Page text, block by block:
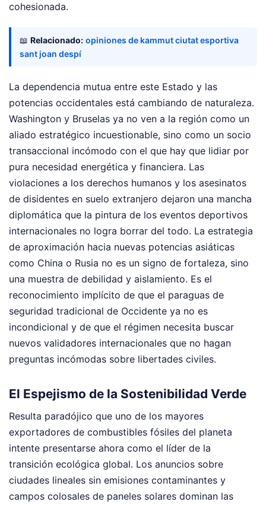
cohesionada.
📖 Relacionado: opiniones de kammut ciutat esportiva
sant joan despí
La dependencia mutua entre este Estado y las
potencias occidentales está cambiando de naturaleza.
Washington y Bruselas ya no ven a la región como un
aliado estratégico incuestionable, sino como un socio
transaccional incómodo con el que hay que lidiar por
pura necesidad energética y financiera. Las
violaciones a los derechos humanos y los asesinatos
de disidentes en suelo extranjero dejaron una mancha
diplomática que la pintura de los eventos deportivos
internacionales no logra borrar del todo. La estrategia
de aproximación hacia nuevas potencias asiáticas
como China o Rusia no es un signo de fortaleza, sino
una muestra de debilidad y aislamiento. Es el
reconocimiento implícito de que el paraguas de
seguridad tradicional de Occidente ya no es
incondicional y de que el régimen necesita buscar
nuevos validadores internacionales que no hagan
preguntas incómodas sobre libertades civiles.
El Espejismo de la Sostenibilidad Verde
Resulta paradójico que uno de los mayores
exportadores de combustibles fósiles del planeta
intente presentarse ahora como el líder de la
transición ecológica global. Los anuncios sobre
ciudades lineales sin emisiones contaminantes y
campos colosales de paneles solares dominan las